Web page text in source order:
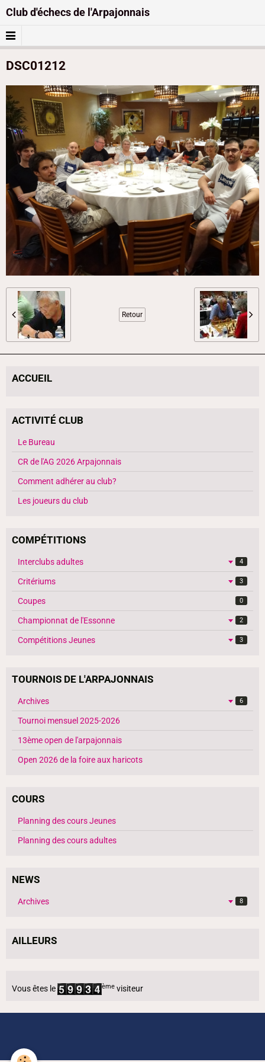
Club d'échecs de l'Arpajonnais
DSC01212
Retour
ACCUEIL
ACTIVITÉ CLUB
Le Bureau
CR de l'AG 2026 Arpajonnais
Comment adhérer au club?
Les joueurs du club
COMPÉTITIONS
Interclubs adultes 4
Critériums 3
Coupes 0
Championnat de l'Essonne 2
Compétitions Jeunes 3
TOURNOIS DE L'ARPAJONNAIS
Archives 6
Tournoi mensuel 2025-2026
13ème open de l'arpajonnais
Open 2026 de la foire aux haricots
COURS
Planning des cours Jeunes
Planning des cours adultes
NEWS
Archives 8
AILLEURS
Vous êtes le ème visiteur